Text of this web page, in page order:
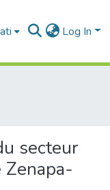
Log In
secteur